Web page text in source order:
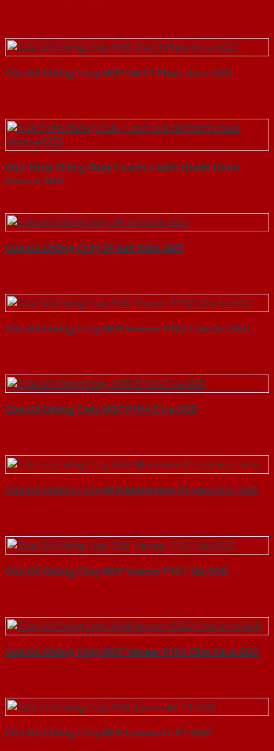
Cửa Gỗ Chống Cháy MDF O4-C1 Phào chi-a-SGD
Cửa Thép Chống Cháy 1 canh o kinh thanh thoat
hiem-a-SGD
Cửa Gỗ Chống Cháy 2P Sơn Xám-SGD
Cửa Gỗ Chống Cháy MDF Veneer P1R2 Căm Xe-SGD
Cửa Gỗ Chống Cháy MDF P1R4-C1-a-SGD
Cửa Gỗ Chống Cháy MDF Melamine P1 van kem-SGD
Cửa Gỗ Chống Cháy MDF Veneer P1G1 Sồi-SGD
Cửa Gỗ Chống Cháy MDF Veneer P1R2 Căm Xe-a-SGD
Cửa Gỗ Chống Cháy MDF Laminate P1-SGD